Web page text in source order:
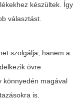
készültek. Így
választást.
szolgálja, hanem a
övre
könnyedén magával
is.